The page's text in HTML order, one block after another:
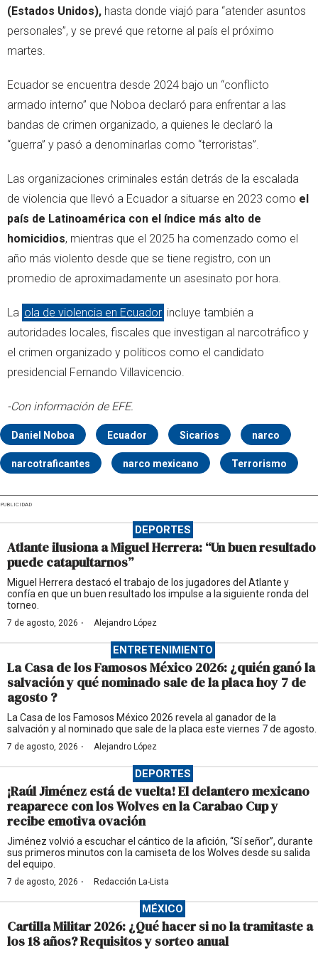
(Estados Unidos), hasta donde viajó para “atender asuntos
personales”, y se prevé que retorne al país el próximo
martes.
Ecuador se encuentra desde 2024 bajo un “conflicto
armado interno” que Noboa declaró para enfrentar a las
bandas de crimen organizado, a quienes le declaró la
“guerra” y pasó a denominarlas como “terroristas”.
Las organizaciones criminales están detrás de la escalada
de violencia que llevó a Ecuador a situarse en 2023 como el
país de Latinoamérica con el índice más alto de
homicidios, mientras que el 2025 ha comenzado como el
año más violento desde que se tiene registro, con un
promedio de aproximadamente un asesinato por hora.
La ola de violencia en Ecuador incluye también a
autoridades locales, fiscales que investigan al narcotráfico y
el crimen organizado y políticos como el candidato
presidencial Fernando Villavicencio.
-Con información de EFE.
Daniel Noboa Ecuador Sicarios narco
narcotraficantes narco mexicano Terrorismo
PUBLICIDAD
DEPORTES
Atlante ilusiona a Miguel Herrera: “Un buen resultado
puede catapultarnos”
Miguel Herrera destacó el trabajo de los jugadores del Atlante y
confía en que un buen resultado los impulse a la siguiente ronda del
torneo.
7 de agosto, 2026 · Alejandro López
ENTRETENIMIENTO
La Casa de los Famosos México 2026: ¿quién ganó la
salvación y qué nominado sale de la placa hoy 7 de
agosto ?
La Casa de los Famosos México 2026 revela al ganador de la
salvación y al nominado que sale de la placa este viernes 7 de agosto.
7 de agosto, 2026 · Alejandro López
DEPORTES
¡Raúl Jiménez está de vuelta! El delantero mexicano
reaparece con los Wolves en la Carabao Cup y
recibe emotiva ovación
Jiménez volvió a escuchar el cántico de la afición, “Sí señor”, durante
sus primeros minutos con la camiseta de los Wolves desde su salida
del equipo.
7 de agosto, 2026 · Redacción La-Lista
MÉXICO
Cartilla Militar 2026: ¿Qué hacer si no la tramitaste a
los 18 años? Requisitos y sorteo anual